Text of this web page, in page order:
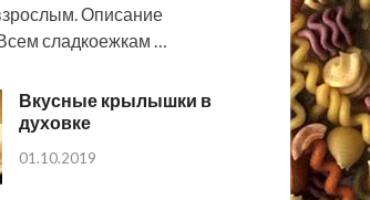
Описание
сладкоежкам …
Вкусные крылышки в
духовке
01.10.2019